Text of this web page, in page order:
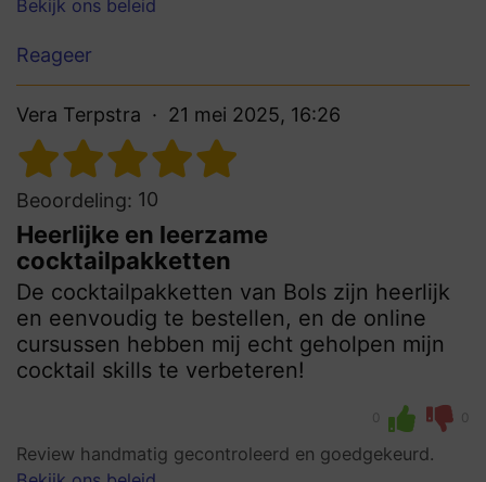
Bekijk ons beleid
Reageer
Vera Terpstra 21 mei 2025, 16:26
Beoordeling: 10
Heerlijke en leerzame
cocktailpakketten
De cocktailpakketten van Bols zijn heerlijk
en eenvoudig te bestellen, en de online
cursussen hebben mij echt geholpen mijn
cocktail skills te verbeteren!
0 0
Review handmatig gecontroleerd en goedgekeurd.